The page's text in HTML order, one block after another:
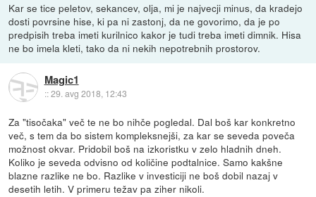
Kar se tice peletov, sekancev, olja, mi je najvecji minus, da kradejo
dosti povrsine hise, ki pa ni zastonj, da ne govorimo, da je po
predpisih treba imeti kurilnico kakor je tudi treba imeti dimnik. Hisa
ne bo imela kleti, tako da ni nekih nepotrebnih prostorov.
Magic1
::29. avg 2018, 12:43
Za "tisočaka" več te ne bo nihče pogledal. Dal boš kar konkretno
več, s tem da bo sistem kompleksnejši, za kar se seveda poveča
možnost okvar. Pridobil boš na izkoristku v zelo hladnih dneh.
Koliko je seveda odvisno od količine podtalnice. Samo kakšne
blazne razlike ne bo. Razlike v investiciji ne boš dobil nazaj v
desetih letih. V primeru težav pa ziher nikoli.